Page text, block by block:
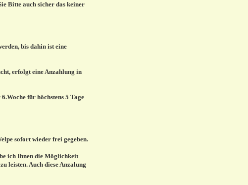
Bitte auch sicher das keiner
bis dahin ist eine
erfolgt eine Anzahlung in
für höchstens 5 Tage
sofort wieder frei gegeben.
ich Ihnen die Möglichkeit
leisten. Auch diese Anzalung